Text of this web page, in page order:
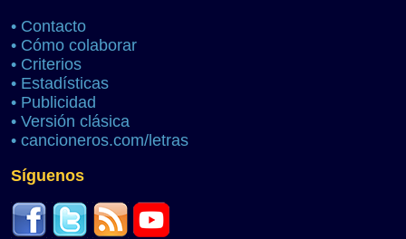
• Contacto
• Cómo colaborar
• Criterios
• Estadísticas
• Publicidad
• Versión clásica
• cancioneros.com/letras
Síguenos